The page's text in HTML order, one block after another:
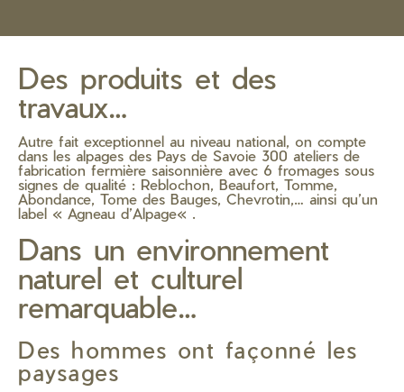
Des produits et des
travaux…
Autre fait exceptionnel au niveau national, on compte
dans les alpages des Pays de Savoie 300 ateliers de
fabrication fermière saisonnière avec 6 fromages sous
signes de qualité : Reblochon, Beaufort, Tomme,
Abondance, Tome des Bauges, Chevrotin,… ainsi qu’un
label « Agneau d’Alpage« .
Dans un environnement
naturel et culturel
remarquable…
Des hommes ont façonné les
paysages